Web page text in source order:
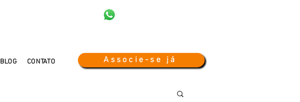
BLOG CONTATO Associe-se já